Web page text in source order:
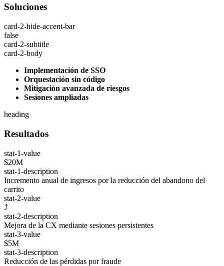
Soluciones
card-2-hide-accent-bar
false
card-2-subtitle
card-2-body
Implementación de SSO
Orquestación sin código
Mitigación avanzada de riesgos
Sesiones ampliadas
heading
Resultados
stat-1-value
$20M
stat-1-description
Incremento anual de ingresos por la reducción del abandono del
carrito
stat-2-value
⤴
stat-2-description
Mejora de la CX mediante sesiones persistentes
stat-3-value
$5M
stat-3-description
Reducción de las pérdidas por fraude